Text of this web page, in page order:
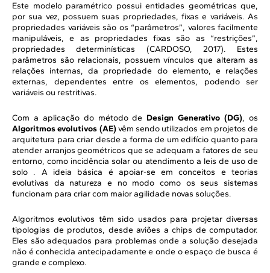
Este modelo paramétrico possui entidades geométricas que,
por sua vez, possuem suas propriedades, fixas e variáveis. As
propriedades variáveis são os “parâmetros”, valores facilmente
manipuláveis, e as propriedades fixas são as “restrições”,
propriedades determinísticas (CARDOSO, 2017). Estes
parâmetros são relacionais, possuem vínculos que alteram as
relações internas, da propriedade do elemento, e relações
externas, dependentes entre os elementos, podendo ser
variáveis ou restritivas.
Com a aplicação do método de Design Generativo (DG), os
Algoritmos evolutivos (AE)vêm sendo utilizados em projetos de
arquitetura para criar desde a forma de um edifício quanto para
atender arranjos geométricos que se adequam a fatores de seu
entorno, como incidência solar ou atendimento a leis de uso de
solo . A ideia básica é apoiar-se em conceitos e teorias
evolutivas da natureza e no modo como os seus sistemas
funcionam para criar com maior agilidade novas soluções.
Algoritmos evolutivos têm sido usados para projetar diversas
tipologias de produtos, desde aviões a chips de computador.
Eles são adequados para problemas onde a solução desejada
não é conhecida antecipadamente e onde o espaço de busca é
grande e complexo.